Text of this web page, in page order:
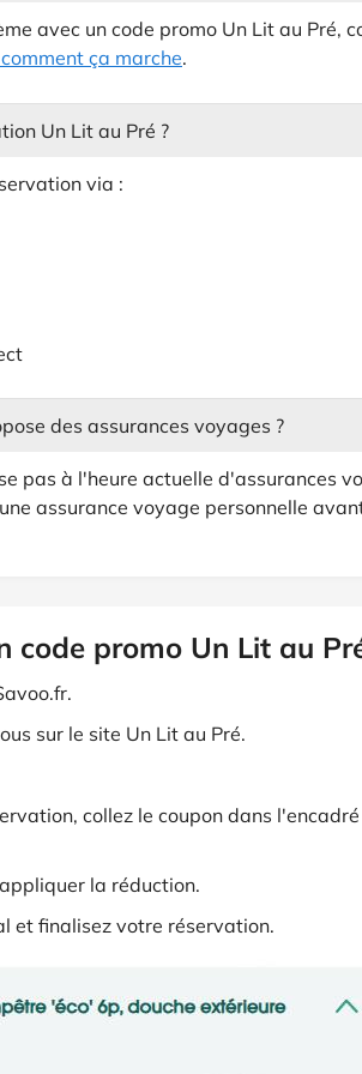
avec un code promo Un Lit au Pré,
ça marche.
Un Lit au Pré ?
via :
des assurances voyages ?
pas à l'heure actuelle d'assurances
assurance voyage personnelle
code promo Un Lit au
sur le site Un Lit au Pré.
collez le coupon dans
la réduction.
et finalisez votre réservation.